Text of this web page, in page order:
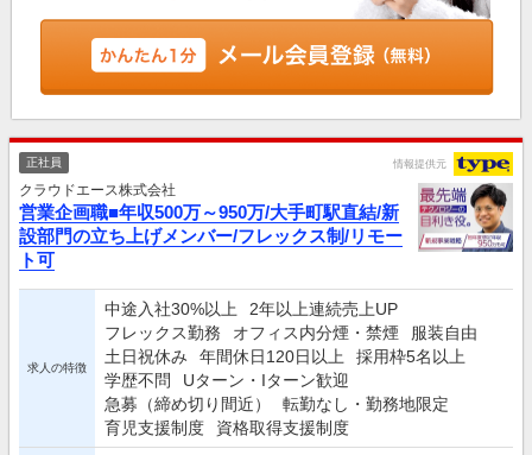
正社員 情報提供元
クラウドエース株式会社
営業企画職■年収500万～950万/大手町駅直結/新
設部門の立ち上げメンバー/フレックス制/リモー
ト可
求人の特徴
中途入社30%以上
2年以上連続売上UP
フレックス勤務
オフィス内分煙・禁煙
服装自由
土日祝休み
年間休日120日以上
採用枠5名以上
学歴不問
Uターン・Iターン歓迎
急募（締め切り間近）
転勤なし・勤務地限定
育児支援制度
資格取得支援制度